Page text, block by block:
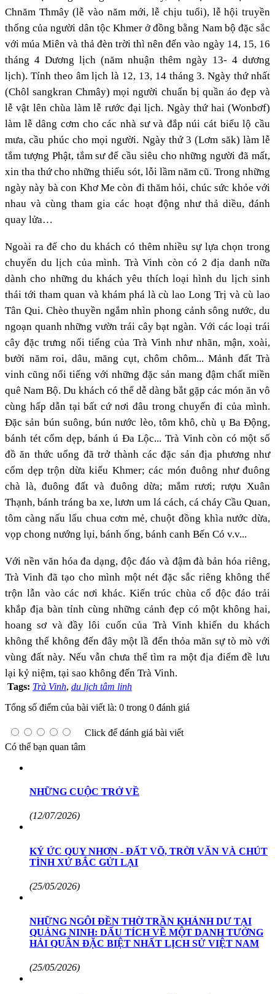
Chnăm Thmây (lễ vào năm mới, lễ chịu tuổi), lễ hội truyền
thống của người dân tộc Khmer ở đồng bằng Nam bộ đặc sắc
với múa Miên và thả đèn trời thì nên đến vào ngày 14, 15, 16
tháng 4 Dương lịch (năm nhuận thêm ngày 13- 4 dương
lịch). Tính theo âm lịch là 12, 13, 14 tháng 3. Ngày thứ nhất
(Chôl sangkran Chmây) mọi người chuẩn bị quần áo đẹp và
lễ vật lên chùa làm lễ rước đại lịch. Ngày thứ hai (Wonbơf)
làm lễ dâng cơm cho các nhà sư và đắp núi cát biểu lộ cầu
mưa, cầu phúc cho mọi người. Ngày thứ 3 (Lơm săk) làm lễ
tắm tượng Phật, tắm sư để cầu siêu cho những người đã mất,
xin tha thứ cho những thiếu sót, lỗi lầm năm cũ. Trong những
ngày này bà con Khơ Me còn đi thăm hỏi, chúc sức khỏe với
nhau và cùng tham gia các hoạt động như thả diều, đánh
quay lửa…
Ngoài ra để cho du khách có thêm nhiều sự lựa chọn trong
chuyến du lịch của mình. Trà Vinh còn có 2 địa danh nữa
dành cho những du khách yêu thích loại hình du lịch sinh
thái tới tham quan và khám phá là cù lao Long Trị và cù lao
Tân Qui. Chèo thuyền ngắm nhìn phong cảnh sông nước, du
ngoạn quanh những vườn trái cây bạt ngàn. Với các loại trái
cây đặc trưng nổi tiếng của Trà Vinh như nhãn, mận, xoài,
bưởi năm roi, dâu, măng cụt, chôm chôm... Mảnh đất Trà
vinh cũng nổi tiếng với những đặc sản mang đậm chất miền
quê Nam Bộ. Du khách có thể dễ dàng bắt gặp các món ăn vô
cùng hấp dẫn tại bất cứ nơi đâu trong chuyến đi của mình.
Đặc sản bún suông, bún nước lèo, tôm khô, chù ụ Ba Động,
bánh tét cốm dẹp, bánh ú Đa Lộc... Trà Vinh còn có một số
đồ ăn thức uống đã trở thành các đặc sản địa phương như
cốm dẹp trộn dừa kiểu Khmer; các món đuông như đuông
chà là, đuông đất và đuông dừa; mắm rươi; rượu Xuân
Thạnh, bánh tráng ba xe, lươn um lá cách, cá cháy Cầu Quan,
tôm càng nấu lẩu chua cơm mẻ, chuột đồng khìa nước dừa,
vọp chong nướng lụi, bánh ống, bánh canh Bến Có v.v...
Với nền văn hóa đa dạng, độc đáo và đậm đà bản hóa riêng,
Trà Vinh đã tạo cho mình một nét đặc sắc riêng không thể
trộn lẫn vào các nơi khác. Kiến trúc chùa cổ độc đáo trải
khắp địa bàn tỉnh cùng những cảnh đẹp có một không hai,
hoang sơ và đầy lôi cuốn của Trà Vinh khiến du khách
không thể không đến đây một lầ đển thỏa mãn sự tò mò với
vùng đất này. Nếu vẫn chưa thể tìm ra một địa điểm đề lưu
lại kỷ niệm, tại sao không đến Trà Vinh.
Tags: Trà Vinh, du lịch tâm linh
Tổng số điểm của bài viết là: 0 trong 0 đánh giá
Click để đánh giá bài viết
Có thể bạn quan tâm
NHỮNG CUỘC TRỞ VỀ
(12/07/2026)
KÝ ỨC QUY NHƠN - ĐẤT VÕ, TRỜI VĂN VÀ CHÚT
TÌNH XỨ BẮC GỬI LẠI
(25/05/2026)
NHỮNG NGÔI ĐỀN THỜ TRẦN KHÁNH DƯ TẠI
QUẢNG NINH: DẤU TÍCH VỀ MỘT DANH TƯỚNG
HẢI QUÂN ĐẶC BIỆT NHẤT LỊCH SỬ VIỆT NAM
(25/05/2026)